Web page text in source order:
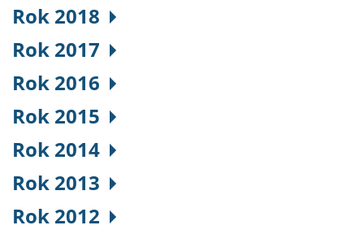
Rok 2018
Rok 2017
Rok 2016
Rok 2015
Rok 2014
Rok 2013
Rok 2012